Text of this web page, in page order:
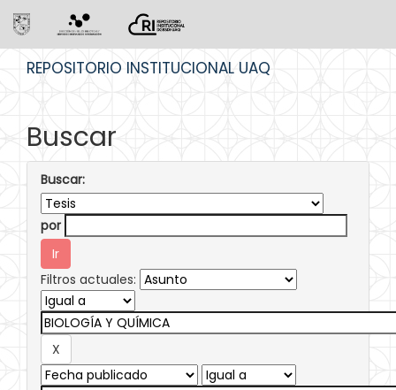
REPOSITORIO INSTITUCIONAL UAQ
Buscar
Buscar:
por
Filtros actuales: